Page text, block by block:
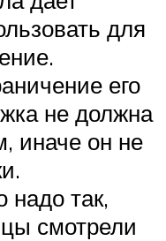
для
его
не должна
иначе он не
надо так,
смотрели